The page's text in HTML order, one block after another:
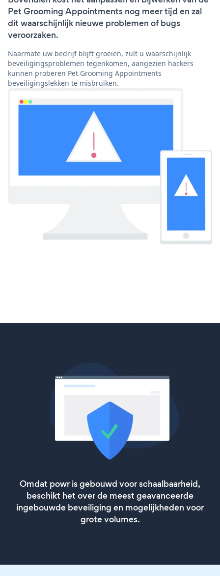
Pet Grooming Appointments nog meer tijd en zal
dit waarschijnlijk nieuwe problemen of bugs
veroorzaken.
Naarmate uw bedrijf blijft groeien, zult u waarschijnlijk
beveiligingsproblemen tegenkomen, aangezien hackers
kunnen proberen Pet Grooming Appointments
beveiligingslekken te misbruiken.
Omdat powr is gebouwd voor schaalbaarheid,
beschikt het over de meest geavanceerde
ingebouwde beveiliging en mogelijkheden voor
grote volumes.